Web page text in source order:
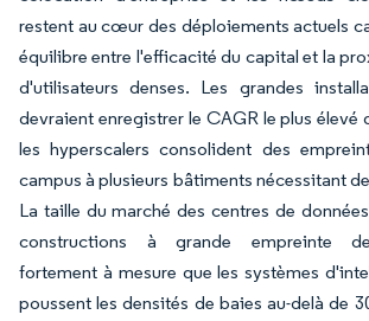
restent au cœur des déploiements actuels
équilibre entre l'efficacité du capital et la
d'utilisateurs denses. Les grandes
devraient enregistrer le CAGR le plus élevé
les hyperscalers consolident des
campus à plusieurs bâtiments nécessitant
La taille du marché des centres de
constructions à grande empreinte
fortement à mesure que les systèmes
poussent les densités de baies au-delà de